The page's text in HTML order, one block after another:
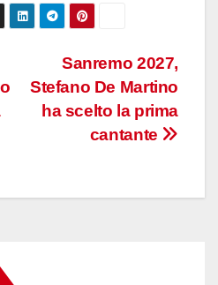
Sanremo 2027,
Stefano De Martino
ha scelto la prima
cantante